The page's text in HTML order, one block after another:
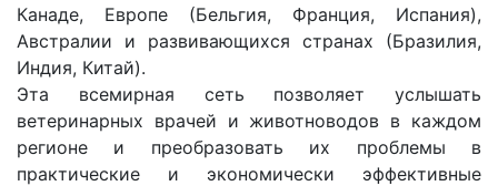
Канаде, Европе (Бельгия, Франция, Испания),
Австралии и развивающихся странах (Бразилия,
Индия, Китай).
Эта всемирная сеть позволяет услышать
ветеринарных врачей и животноводов в каждом
регионе и преобразовать их проблемы в
практические и экономически эффективные